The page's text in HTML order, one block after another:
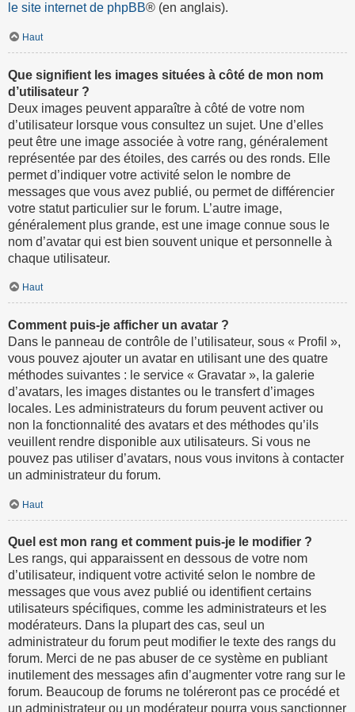
le site internet de phpBB® (en anglais).
Haut
Que signifient les images situées à côté de mon nom
d’utilisateur ?
Deux images peuvent apparaître à côté de votre nom
d’utilisateur lorsque vous consultez un sujet. Une d’elles
peut être une image associée à votre rang, généralement
représentée par des étoiles, des carrés ou des ronds. Elle
permet d’indiquer votre activité selon le nombre de
messages que vous avez publié, ou permet de différencier
votre statut particulier sur le forum. L’autre image,
généralement plus grande, est une image connue sous le
nom d’avatar qui est bien souvent unique et personnelle à
chaque utilisateur.
Haut
Comment puis-je afficher un avatar ?
Dans le panneau de contrôle de l’utilisateur, sous « Profil »,
vous pouvez ajouter un avatar en utilisant une des quatre
méthodes suivantes : le service « Gravatar », la galerie
d’avatars, les images distantes ou le transfert d’images
locales. Les administrateurs du forum peuvent activer ou
non la fonctionnalité des avatars et des méthodes qu’ils
veuillent rendre disponible aux utilisateurs. Si vous ne
pouvez pas utiliser d’avatars, nous vous invitons à contacter
un administrateur du forum.
Haut
Quel est mon rang et comment puis-je le modifier ?
Les rangs, qui apparaissent en dessous de votre nom
d’utilisateur, indiquent votre activité selon le nombre de
messages que vous avez publié ou identifient certains
utilisateurs spécifiques, comme les administrateurs et les
modérateurs. Dans la plupart des cas, seul un
administrateur du forum peut modifier le texte des rangs du
forum. Merci de ne pas abuser de ce système en publiant
inutilement des messages afin d’augmenter votre rang sur le
forum. Beaucoup de forums ne toléreront pas ce procédé et
un administrateur ou un modérateur pourra vous sanctionner